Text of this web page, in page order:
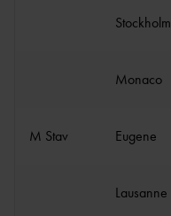
Stockholm
Monaco
M Stav Eugene
Lausanne